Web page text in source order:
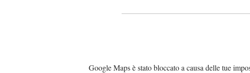
Google Maps è stato bloccato a causa delle tue